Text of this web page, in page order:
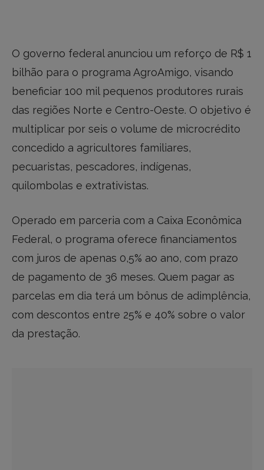
O governo federal anunciou um reforço de R$ 1
bilhão para o programa AgroAmigo, visando
beneficiar 100 mil pequenos produtores rurais
das regiões Norte e Centro-Oeste. O objetivo é
multiplicar por seis o volume de microcrédito
concedido a agricultores familiares,
pecuaristas, pescadores, indígenas,
quilombolas e extrativistas.
Operado em parceria com a Caixa Econômica
Federal, o programa oferece financiamentos
com juros de apenas 0,5% ao ano, com prazo
de pagamento de 36 meses. Quem pagar as
parcelas em dia terá um bônus de adimplência,
com descontos entre 25% e 40% sobre o valor
da prestação.